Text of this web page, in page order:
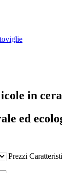
in
ed
Prezzi